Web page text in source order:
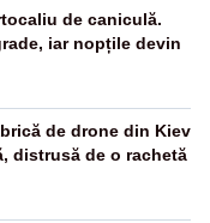
de caniculă.
iar nopțile devin
de drone din Kiev
distrusă de o rachetă